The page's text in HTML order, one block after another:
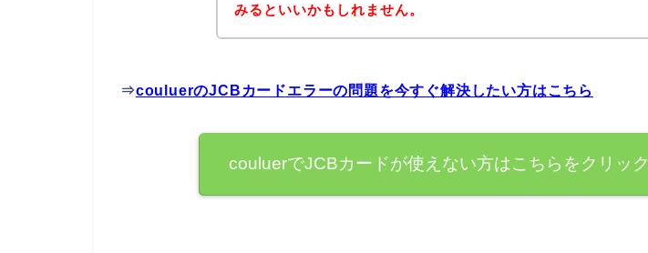
みるといいかもしれません。
⇒couluerのJCBカードエラーの問題を今すぐ解決したい方はこちら
couluerでJCBカードが使えない方はこちらをクリック